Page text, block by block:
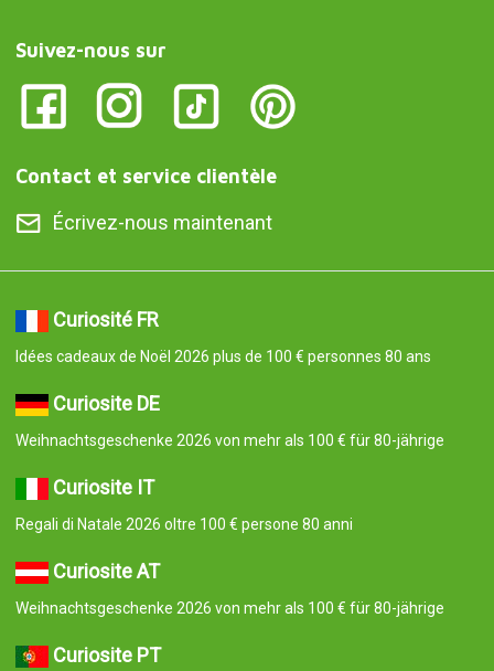
Suivez-nous sur
Contact et service clientèle
Écrivez-nous maintenant
Curiosité FR
Idées cadeaux de Noël 2026 plus de 100 € personnes 80 ans
Curiosite DE
Weihnachtsgeschenke 2026 von mehr als 100 € für 80-jährige
Curiosite IT
Regali di Natale 2026 oltre 100 € persone 80 anni
Curiosite AT
Weihnachtsgeschenke 2026 von mehr als 100 € für 80-jährige
Curiosite PT